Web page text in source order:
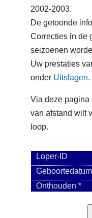
2002-2003.
De getoonde
Correcties in de
seizoenen
Uw prestaties
onder Uitslagen.
Via deze pagina
van afstand wilt
loop.
Loper-ID
Geboortedatum
Onthouden *